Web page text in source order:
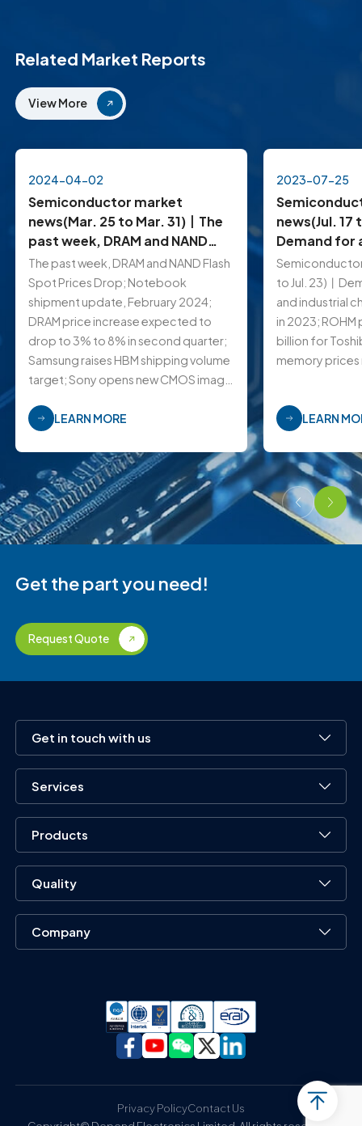
Related Market Reports
View More
2024-04-02
Semiconductor market
news(Mar. 25 to Mar. 31)丨The
past week, DRAM and NAND
Flash Spot Prices Drop;
Notebook shipment update,
February 2024; DRAM price
increase expected to drop to
3% to 8% in second quarter
The past week, DRAM and NAND Flash
Spot Prices Drop; Notebook
shipment update, February 2024;
DRAM price increase expected to
drop to 3% to 8% in second quarter;
Samsung raises HBM shipping volume
target; Sony opens new CMOS image
LEARN MORE
2023-07-25
news(Jul. 17
Demand for
industrial
steady in
pay $2.16
acquisition…
Semiconductor
to Jul. 23)丨
and industrial
in 2023; ROHM
billion for
memory prices
LEARN
Get the part you need!
Request Quote
Get in touch with us
Services
Products
Quality
Company
Privacy PolicyContact Us